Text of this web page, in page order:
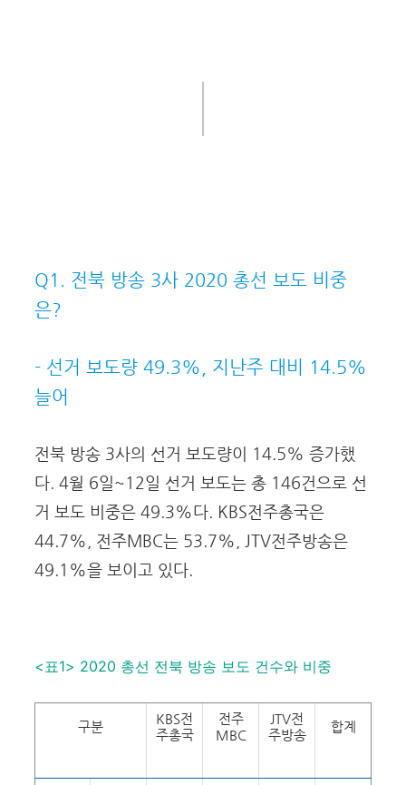
Q1. 전북 방송 3사 2020 총선 보도 비중
은?
- 선거 보도량 49.3%, 지난주 대비 14.5%
늘어
전북 방송 3사의 선거 보도량이 14.5% 증가했
다. 4월 6일~12일 선거 보도는 총 146건으로 선
거 보도 비중은 49.3%다. KBS전주총국은
44.7%, 전주MBC는 53.7%, JTV전주방송은
49.1%을 보이고 있다.
<표1> 2020 총선 전북 방송 보도 건수와 비중
구분
KBS전
주총국
전주
MBC
JTV전
주방송
합계